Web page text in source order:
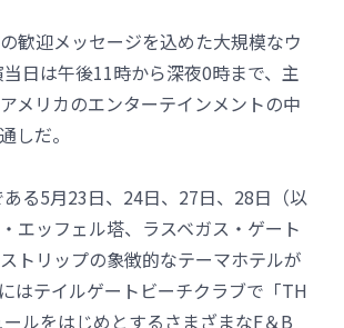
歓迎メッセージを込めた大規模なウ
日は午後11時から深夜0時まで、主
メリカのエンターテインメントの中
しだ。
ある5月23日、24日、27日、28日（以
エッフェル塔、ラスベガス・ゲート
トリップの象徴的なテーマホテルが
はテイルゲートビーチクラブで「TH
ルをはじめとするさまざまなF＆B